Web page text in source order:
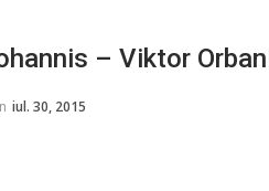
– Viktor
iul. 30, 2015